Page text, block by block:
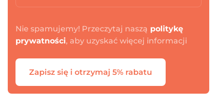
Nie spamujemy! Przeczytaj naszą politykę
prywatności, aby uzyskać więcej informacji
Zapisz się i otrzymaj 5% rabatu